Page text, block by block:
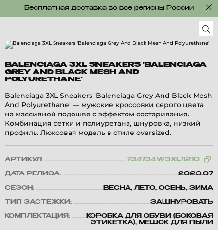
Бесплатная доставка во все регионы России
BALENCIAGA 3XL SNEAKERS 'BALENCIAGA
GREY AND BLACK MESH AND
POLYURETHANE'
Balenciaga 3XL Sneakers 'Balenciaga Grey And Black Mesh
And Polyurethane' — мужские кроссовки серого цвета
на массивной подошве с эффектом состаривания.
Комбинация сетки и полиуретана, шнуровка, низкий
профиль. Люксовая модель в стиле oversized.
АРТИКУЛ 734734W3XL11210
ДАТА РЕЛИЗА: 2023.07
СЕЗОН: ВЕСНА, ЛЕТО, ОСЕНЬ, ЗИМА
ТИП ЗАСТЕЖКИ: ЗАШНУРОВАТЬ
КОМПЛЕКТАЦИЯ:
КОРОБКА ДЛЯ ОБУВИ (БОКОВАЯ
ЭТИКЕТКА), МЕШОК ДЛЯ ПЫЛИ